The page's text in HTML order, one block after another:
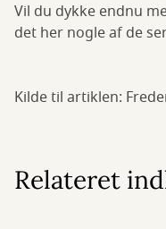
Vil du dykke endnu
det her nogle af de
Kilde til artiklen:
Relateret